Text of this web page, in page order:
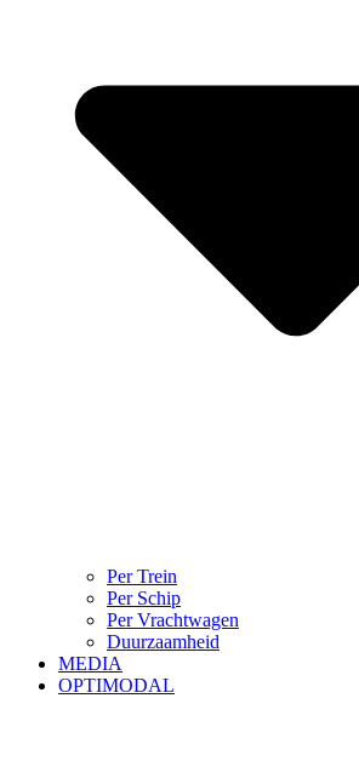
Per Trein
Per Schip
Per Vrachtwagen
Duurzaamheid
MEDIA
OPTIMODAL